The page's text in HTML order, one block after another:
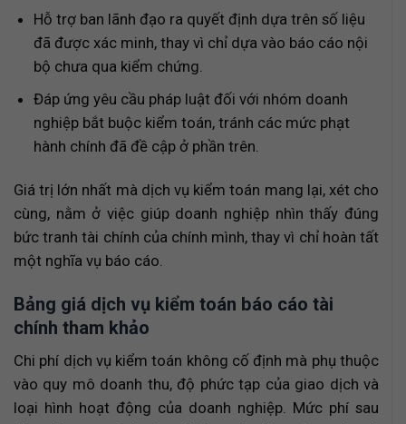
Hỗ trợ ban lãnh đạo ra quyết định dựa trên số liệu
đã được xác minh, thay vì chỉ dựa vào báo cáo nội
bộ chưa qua kiểm chứng.
Đáp ứng yêu cầu pháp luật đối với nhóm doanh
nghiệp bắt buộc kiểm toán, tránh các mức phạt
hành chính đã đề cập ở phần trên.
Giá trị lớn nhất mà dịch vụ kiểm toán mang lại, xét cho
cùng, nằm ở việc giúp doanh nghiệp nhìn thấy đúng
bức tranh tài chính của chính mình, thay vì chỉ hoàn tất
một nghĩa vụ báo cáo.
Bảng giá dịch vụ kiểm toán báo cáo tài
chính tham khảo
Chi phí dịch vụ kiểm toán không cố định mà phụ thuộc
vào quy mô doanh thu, độ phức tạp của giao dịch và
loại hình hoạt động của doanh nghiệp. Mức phí sau